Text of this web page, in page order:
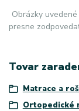
Obrázky
presne
Tovar
Matrace a
Ortopedické